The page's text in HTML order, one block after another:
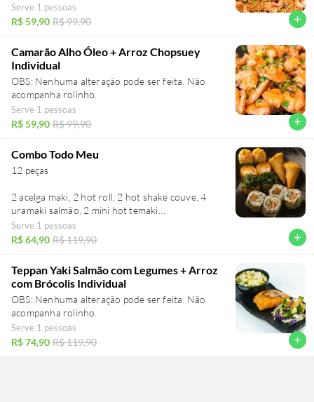
Serve 1 pessoas
R$ 59,90 R$ 99,90 add
Camarão Alho Óleo + Arroz Chopsuey
Individual
OBS: Nenhuma alteração pode ser feita. Não
acompanha rolinho.
Serve 1 pessoas
R$ 59,90 R$ 99,90 add
Combo Todo Meu
12 peças
2 acelga maki, 2 hot roll, 2 hot shake couve, 4
uramaki salmão, 2 mini hot temaki
OBS: Nenhuma alteração pode ser feita. Não
Serve 1 pessoas
R$ 64,90 R$ 119,90 add
Teppan Yaki Salmão com Legumes + Arroz
com Brócolis Individual
OBS: Nenhuma alteração pode ser feita. Não
acompanha rolinho.
Serve 1 pessoas
R$ 74,90 R$ 119,90 add